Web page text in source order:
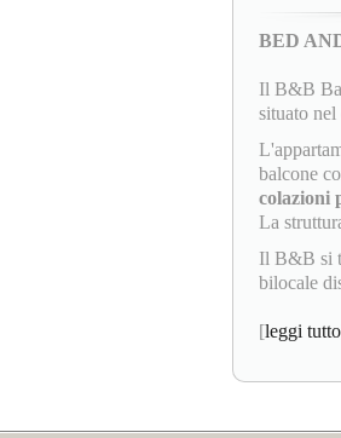
BED
Il B&B
situato
balcone
colazioni
La
Il B&B si
bilocale
[leggi tutto